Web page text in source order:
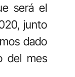
será el
junto
dado
del mes